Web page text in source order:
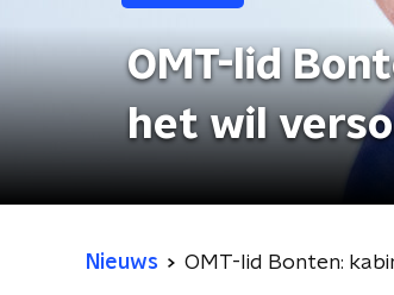
OMT-lid
het wil
Nieuws OMT-lid Bonten: